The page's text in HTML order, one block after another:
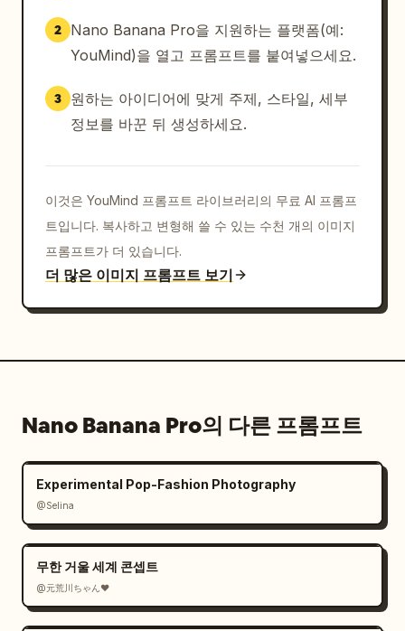
2
Nano Banana Pro을 지원하는 플랫폼(예:
YouMind)을 열고 프롬프트를 붙여넣으세요.
3
원하는 아이디어에 맞게 주제, 스타일, 세부
정보를 바꾼 뒤 생성하세요.
이것은 YouMind 프롬프트 라이브러리의 무료 AI 프롬프
트입니다. 복사하고 변형해 쓸 수 있는 수천 개의 이미지
프롬프트가 더 있습니다.
더 많은 이미지 프롬프트 보기
Nano Banana Pro의 다른 프롬프트
Experimental Pop-Fashion Photography
@Selina
무한 거울 세계 콘셉트
@元荒川ちゃん❤